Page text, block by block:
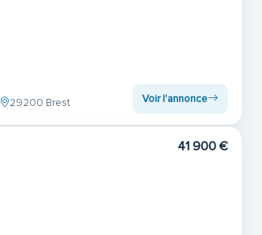
29200 Brest Voir l'annonce
41 900 €